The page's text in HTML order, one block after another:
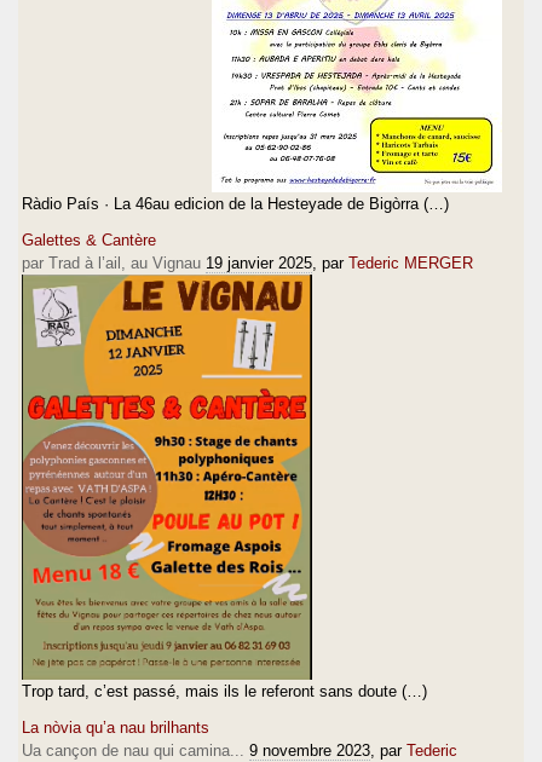
Ràdio País · La 46au edicion de la Hesteyade de Bigòrra (…)
Galettes & Cantère
par Trad à l’ail, au Vignau 19 janvier 2025 , par Tederic MERGER
Trop tard, c’est passé, mais ils le referont sans doute (…)
La nòvia qu’a nau brilhants
Ua cançon de nau qui camina...
9 novembre 2023 , par Tederic